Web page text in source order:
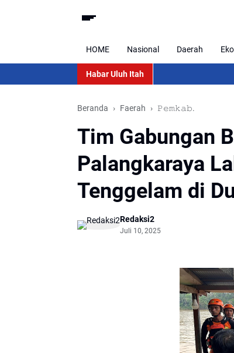
HOME Nasional Daerah
Habar Uluh Itah
Beranda Faerah 𝙿𝚎𝚖𝚔𝚊𝚋.
Tim Gabungan
Palangkaraya
Tenggelam di
Redaksi2
Juli 10, 2025